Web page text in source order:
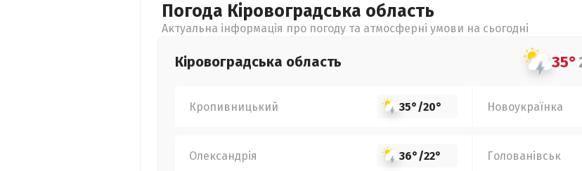
Погода Кіровоградська область
Актуальна інформація про погоду та атмосферні умови на сьогодні
Кіровоградська область 35°
Кропивницький 35°/20° Новоукраїнка
Олександрія 36°/22° Голованівськ